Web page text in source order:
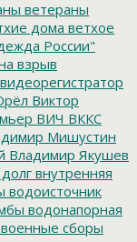
ветераны
дома ветхое
России"
взрыв
видеорегистратор
Виктор
ВИЧ ВККС
Мишустин
Владимир Якушев
внутренняя
водоисточник
водонапорная
военные сборы